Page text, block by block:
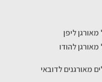
מאורגן ליפן
מאורגן להודו
מאורגנים לדובאי